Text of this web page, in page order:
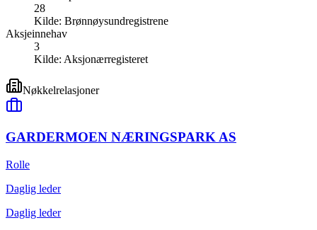
28
Kilde: Brønnøysundregistrene
Aksjeinnehav
3
Kilde: Aksjonærregisteret
Nøkkelrelasjoner
GARDERMOEN NÆRINGSPARK AS
Rolle
Daglig leder
Daglig leder